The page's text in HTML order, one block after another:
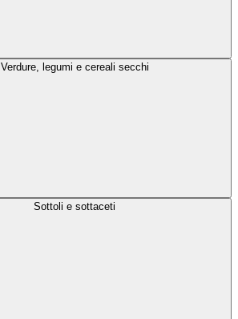
Verdure, legumi e cereali secchi
Sottoli e sottaceti